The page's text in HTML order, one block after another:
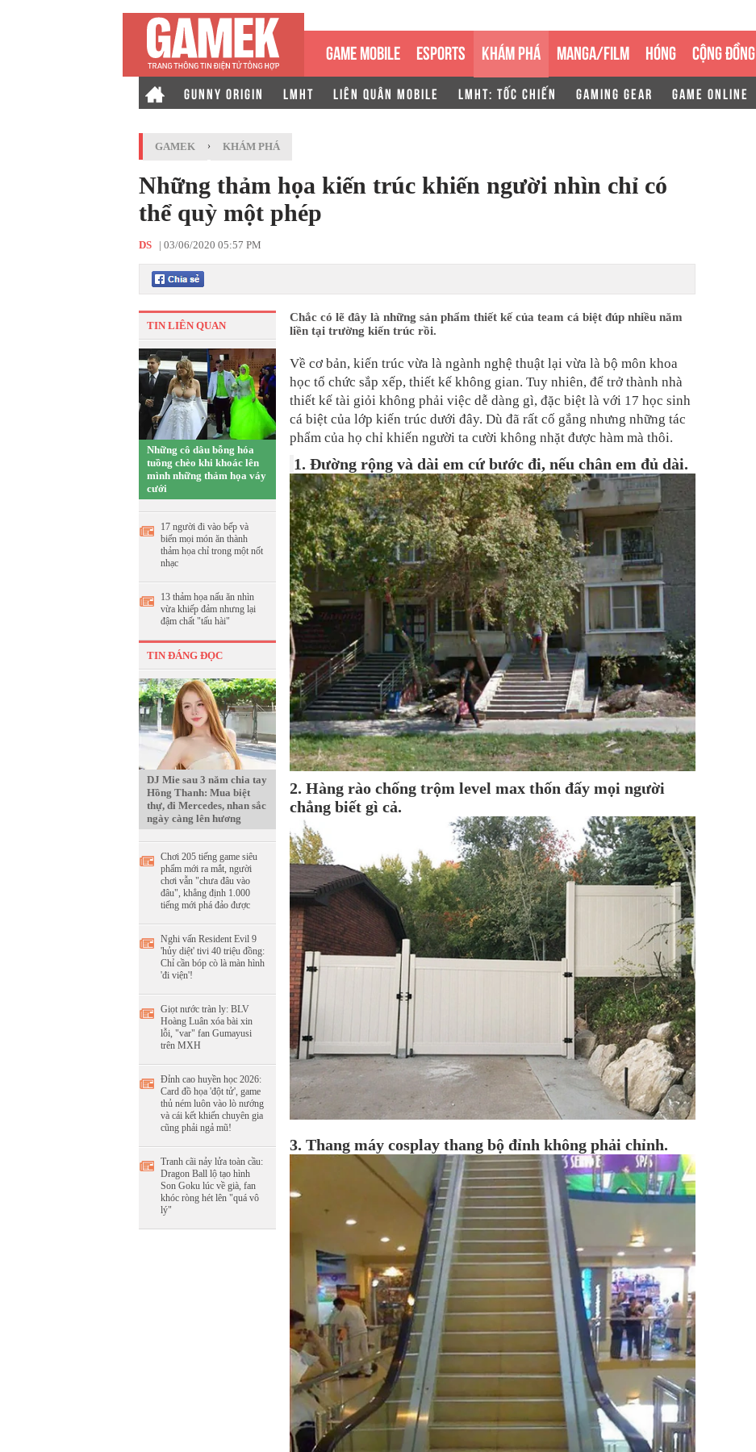
GAME MOBILE ESPORTS KHÁM PHÁ MANGA/FILM HÓNG CỘNG ĐỒNG
GUNNY ORIGIN LMHT LIÊN QUÂN MOBILE LMHT: TỐC CHIẾN GAMING GEAR GAME ONLINE
GAMEK › KHÁM PHÁ
Những thảm họa kiến trúc khiến người nhìn chỉ có
thể quỳ một phép
DS | 03/06/2020 05:57 PM
TIN LIÊN QUAN
Những cô dâu bỗng hóa
tuồng chèo khi khoác lên
mình những thảm họa váy
cưới
17 người đi vào bếp và
biến mọi món ăn thành
thảm họa chỉ trong một nốt
nhạc
13 thảm họa nấu ăn nhìn
vừa khiếp đảm nhưng lại
đậm chất "tấu hài"
TIN ĐÁNG ĐỌC
DJ Mie sau 3 năm chia tay
Hồng Thanh: Mua biệt
thự, đi Mercedes, nhan sắc
ngày càng lên hương
Chơi 205 tiếng game siêu
phẩm mới ra mắt, người
chơi vẫn "chưa đâu vào
đâu", khẳng định 1.000
tiếng mới phá đảo được
Nghi vấn Resident Evil 9
'hủy diệt' tivi 40 triệu đồng:
Chỉ cần bóp cò là màn hình
'đi viện'!
Giọt nước tràn ly: BLV
Hoàng Luân xóa bài xin
lỗi, "var" fan Gumayusi
trên MXH
Đỉnh cao huyền học 2026:
Card đồ họa 'đột tử', game
thủ ném luôn vào lò nướng
và cái kết khiến chuyên gia
cũng phải ngả mũ!
Tranh cãi nảy lửa toàn cầu:
Dragon Ball lộ tạo hình
Son Goku lúc về già, fan
khóc ròng hét lên "quá vô
lý"
Chắc có lẽ đây là những sản phẩm thiết kế của team cá biệt đúp nhiều năm
liền tại trường kiến trúc rồi.
Về cơ bản, kiến trúc vừa là ngành nghệ thuật lại vừa là bộ môn khoa
học tổ chức sắp xếp, thiết kế không gian. Tuy nhiên, để trở thành nhà
thiết kế tài giỏi không phải việc dễ dàng gì, đặc biệt là với 17 học sinh
cá biệt của lớp kiến trúc dưới đây. Dù đã rất cố gắng nhưng những tác
phẩm của họ chỉ khiến người ta cười không nhặt được hàm mà thôi.
1. Đường rộng và dài em cứ bước đi, nếu chân em đủ dài.
2. Hàng rào chống trộm level max thốn đấy mọi người
chẳng biết gì cả.
3. Thang máy cosplay thang bộ đỉnh không phải chỉnh.